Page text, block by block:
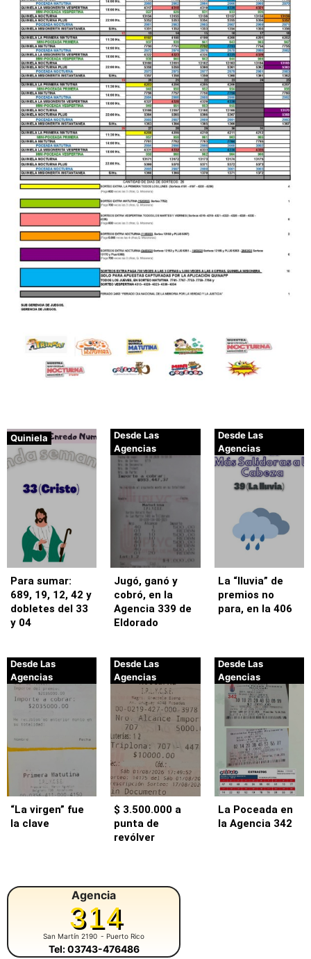
Quiniela
Para sumar:
689, 19, 12, 42 y
dobletes del 33
y 04
Desde Las
Agencias
Jugó, ganó y
cobró, en la
Agencia 339 de
Eldorado
Desde Las
Agencias
La “lluvia” de
premios no
para, en la 406
Desde Las
Agencias
“La virgen” fue
la clave
Desde Las
Agencias
$ 3.500.000 a
punta de
revólver
Desde Las
Agencias
La Poceada en
la Agencia 342
Agencia
314
San Martín 2190 - Puerto Rico
Tel: 03743-476486